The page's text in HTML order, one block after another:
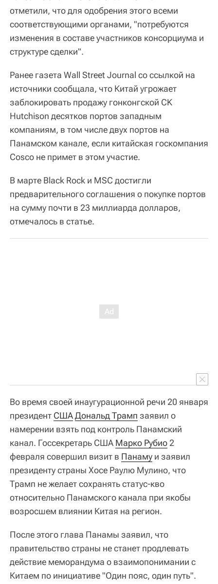
отметили, что для одобрения этого всеми
соответствующими органами, "потребуются
изменения в составе участников консорциума и
структуре сделки".
Ранее газета Wall Street Journal со ссылкой на
источники сообщала, что Китай угрожает
заблокировать продажу гонконгской CK
Hutchison десятков портов западным
компаниям, в том числе двух портов на
Панамском канале, если китайская госкомпания
Cosco не примет в этом участие.
В марте Black Rock и MSC достигли
предварительного соглашения о покупке портов
на сумму почти в 23 миллиарда долларов,
отмечалось в статье.
Во время своей инаугурационной речи 20 января
президент СШАДональд Трамп заявил о
намерении взять под контроль Панамский
канал. Госсекретарь США Марко Рубио 2
февраля совершил визит в Панаму и заявил
президенту страны Хосе Раулю Мулино, что
Трамп не желает сохранять статус-кво
относительно Панамского канала при якобы
возросшем влиянии Китая на регион.
После этого глава Панамы заявил, что
правительство страны не станет продлевать
действие меморандума о взаимопонимании с
Китаем по инициативе "Один пояс, один путь".